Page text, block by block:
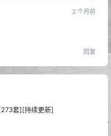
2 个月前
回复
套][持续更新]